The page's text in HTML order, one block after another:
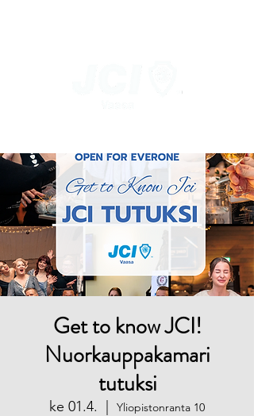
Get to know JCI!
Nuorkauppakamari
tutuksi
ke 01.4.
Yliopistonranta 10